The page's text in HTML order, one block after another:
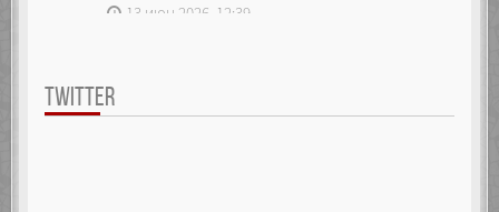
13 июн 2026, 12:39
TWITTER